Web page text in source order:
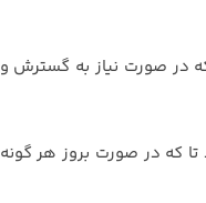
در صورت نیاز به گسترش و
که در صورت بروز هر گونه